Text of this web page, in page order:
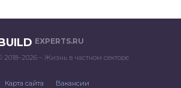
EXPERTS.RU
2018–2026 – Жизнь в частном секторе
Карта сайта Вакансии